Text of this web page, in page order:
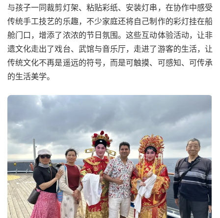
与孩子一同裁剪灯架、粘贴彩纸、安装灯串，在协作中感受
传统手工技艺的乐趣，不少家庭还将自己制作的彩灯挂在船
舱门口，增添了浓浓的节日氛围。这些互动体验活动，让非
遗文化走出了戏台、武馆与音乐厅，走进了游客的生活，让
传统文化不再是遥远的符号，而是可触摸、可感知、可传承
的生活美学。